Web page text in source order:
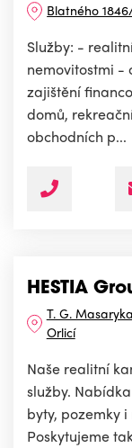
Blatného
Služby: -
nemovitostmi -
zajištění
domů,
obchodních p...
HESTIA
T. G.
Orlicí
Naše realitní
služby.
byty, pozemky
Poskytujeme